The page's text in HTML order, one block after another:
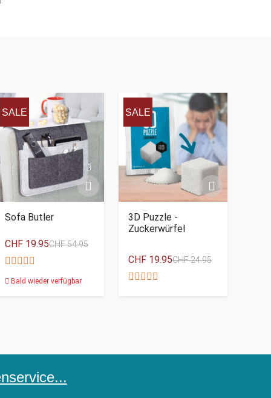
SALE
Sofa Butler
CHF 19.95CHF 54.95
Bald wieder verfügbar
SALE
3D Puzzle -
Zuckerwürfel
CHF 19.95CHF 24.95